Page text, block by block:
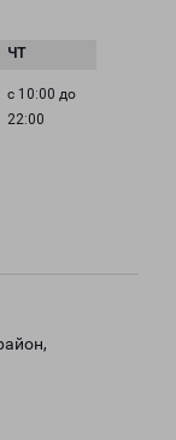
с 10:00 до
22:00